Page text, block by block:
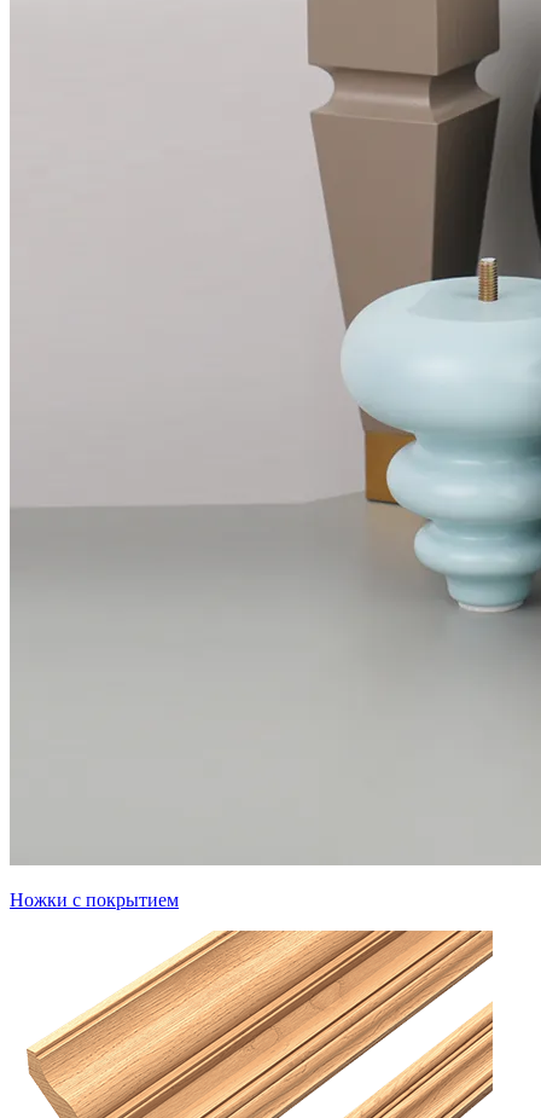
Ножки с покрытием